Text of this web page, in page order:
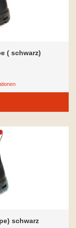
( schwarz)
schwarz